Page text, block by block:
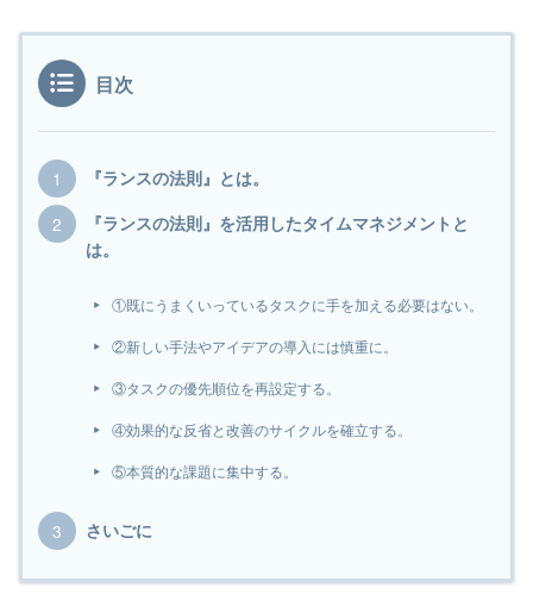
目次
『ランスの法則』とは。
『ランスの法則』を活用したタイムマネジメントと
は。
①既にうまくいっているタスクに手を加える必要はない。
②新しい手法やアイデアの導入には慎重に。
③タスクの優先順位を再設定する。
④効果的な反省と改善のサイクルを確立する。
⑤本質的な課題に集中する。
さいごに